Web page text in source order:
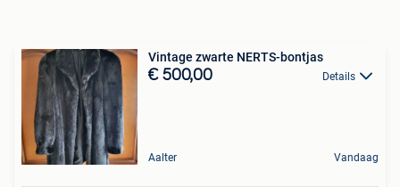
Vintage zwarte NERTS-bontjas
€ 500,00 Details
Aalter Vandaag